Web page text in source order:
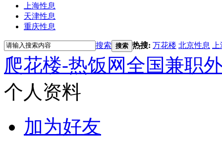
上海性息
天津性息
重庆性息
搜索 搜索 热搜: 万花楼 北京性息
爬花楼-热饭网全国兼职
个人资料
加为好友